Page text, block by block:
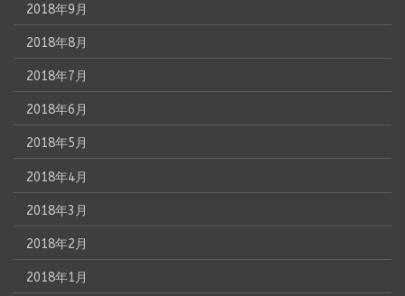
2018年9月
2018年8月
2018年7月
2018年6月
2018年5月
2018年4月
2018年3月
2018年2月
2018年1月